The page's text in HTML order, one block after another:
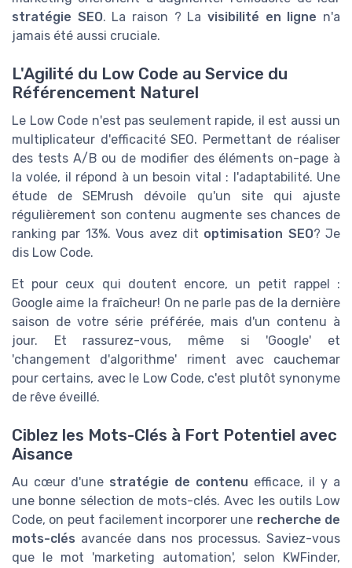
stratégie SEO. La raison ? Lavisibilité en ligne n'a
jamais été aussi cruciale.
L'Agilité du Low Code au Service du
Référencement Naturel
Le Low Code n'est pas seulement rapide, il est aussi un
multiplicateur d'efficacité SEO. Permettant de réaliser
des tests A/B ou de modifier des éléments on-page à
la volée, il répond à un besoin vital : l'adaptabilité. Une
étude de SEMrush dévoile qu'un site qui ajuste
régulièrement son contenu augmente ses chances de
ranking par 13%. Vous avez dit optimisation SEO? Je
dis Low Code.
Et pour ceux qui doutent encore, un petit rappel :
Google aime la fraîcheur! On ne parle pas de la dernière
saison de votre série préférée, mais d'un contenu à
jour. Et rassurez-vous, même si 'Google' et
'changement d'algorithme' riment avec cauchemar
pour certains, avec le Low Code, c'est plutôt synonyme
de rêve éveillé.
Ciblez les Mots-Clés à Fort Potentiel avec
Aisance
Au cœur d'une stratégie de contenu efficace, il y a
une bonne sélection de mots-clés. Avec les outils Low
Code, on peut facilement incorporer une recherche de
mots-clés avancée dans nos processus. Saviez-vous
que le mot 'marketing automation', selon KWFinder,